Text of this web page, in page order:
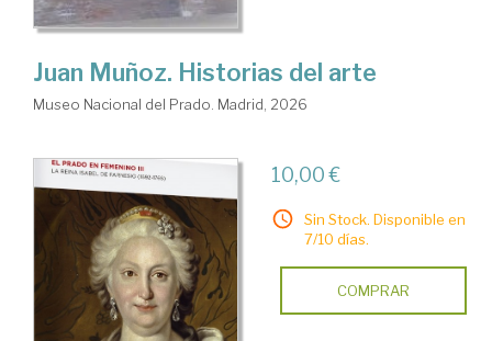
Juan Muñoz. Historias del arte
Museo Nacional del Prado. Madrid, 2026
10,00 €
Sin Stock. Disponible en
7/10 días.
COMPRAR